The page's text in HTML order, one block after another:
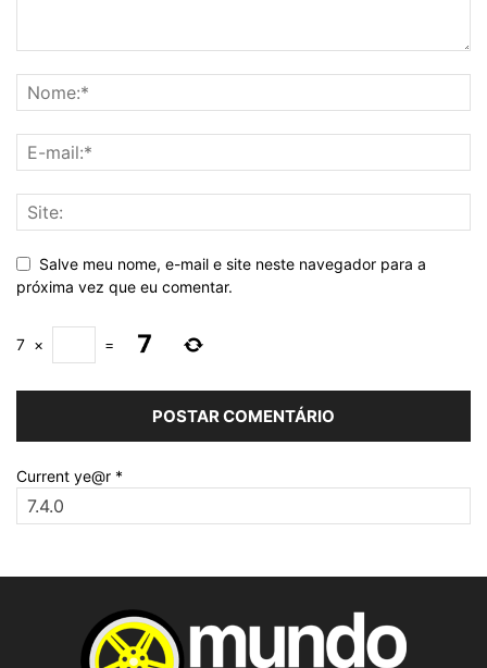
Salve meu nome, e-mail e site neste navegador para a
próxima vez que eu comentar.
7 × =
Current ye@r *